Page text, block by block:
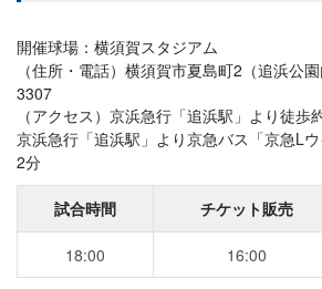
開催球場：横須賀スタジアム
（住所・電話）横須賀市夏島町2（追浜公
3307
（アクセス）京浜急行「追浜駅」より徒歩
京浜急行「追浜駅」より京急バス「京急L
2分
試合時間 チケット販売
18:00 16:00